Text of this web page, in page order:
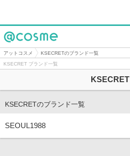
@cosme
アットコスメ
KSECRETのブランド一覧
KSECRET ブランド一覧
KSECRET
KSECRETのブランド一覧
SEOUL1988